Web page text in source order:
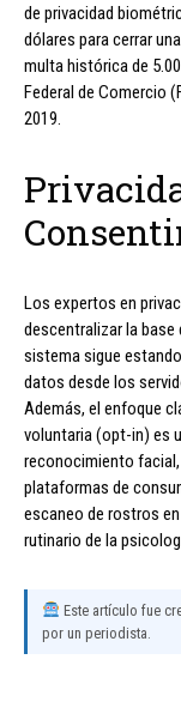
de privacidad
dólares para cerrar
multa histórica de
Federal de Comercio
2019.
Los expertos en
descentralizar la base
sistema sigue
datos desde los
Además, el enfoque
voluntaria (opt-in) es
reconocimiento
plataformas de
escaneo de rostros
rutinario de la
Este artículo fue
por un periodista.